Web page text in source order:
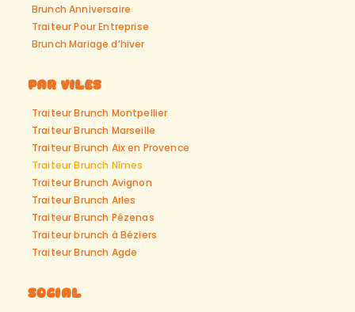
Brunch Anniversaire
Traiteur Pour Entreprise
Brunch Mariage d’hiver
Par viles
Traiteur Brunch Montpellier
Traiteur Brunch Marseille
Traiteur Brunch Aix en Provence
Traiteur Brunch Nîmes
Traiteur Brunch Avignon
Traiteur Brunch Arles
Traiteur Brunch Pézenas
Traiteur brunch à Béziers
Traiteur Brunch Agde
Social